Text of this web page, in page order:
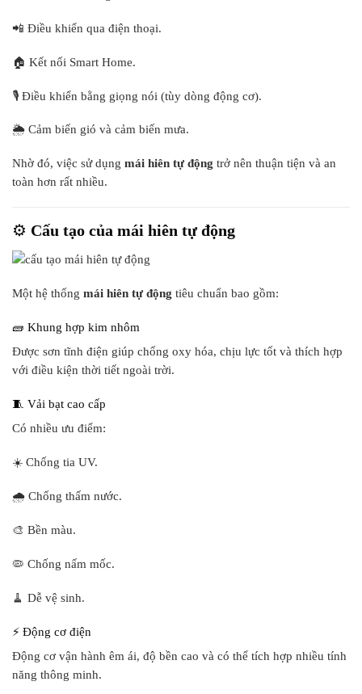
📲 Điều khiển qua điện thoại.
🏠 Kết nối Smart Home.
🎙️ Điều khiển bằng giọng nói (tùy dòng động cơ).
🌦️ Cảm biến gió và cảm biến mưa.
Nhờ đó, việc sử dụng mái hiên tự động trở nên thuận tiện và an
toàn hơn rất nhiều.
⚙️ Cấu tạo của mái hiên tự động
Một hệ thống mái hiên tự động tiêu chuẩn bao gồm:
🧱 Khung hợp kim nhôm
Được sơn tĩnh điện giúp chống oxy hóa, chịu lực tốt và thích hợp
với điều kiện thời tiết ngoài trời.
🧵 Vải bạt cao cấp
Có nhiều ưu điểm:
☀️ Chống tia UV.
🌧️ Chống thấm nước.
🎨 Bền màu.
🦠 Chống nấm mốc.
🧹 Dễ vệ sinh.
⚡ Động cơ điện
Động cơ vận hành êm ái, độ bền cao và có thể tích hợp nhiều tính
năng thông minh.